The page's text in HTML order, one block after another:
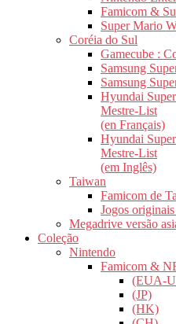
Famicom &
Super Mario
Coréia do Sul
Gamecube :
Samsung
Samsung
Hyundai
Mestre-List
(en Français)
Hyundai
Mestre-List
(em Inglês)
Taiwan
Famicom de
Jogos
Megadrive versão
Coleção
Nintendo
Famicom &
(EUA-
(JP)
(HK)